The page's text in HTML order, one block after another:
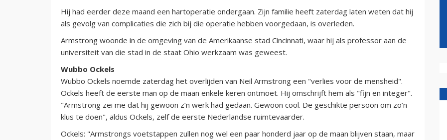
Hij had eerder deze maand een hartoperatie ondergaan. Zijn familie heeft zaterdag laten weten dat hij
als gevolg van complicaties die zich bij die operatie hebben voorgedaan, is overleden.
Armstrong woonde in de omgeving van de Amerikaanse stad Cincinnati, waar hij als professor aan de
universiteit van die stad in de staat Ohio werkzaam was geweest.
Wubbo Ockels
Wubbo Ockels noemde zaterdag het overlijden van Neil Armstrong een "verlies voor de mensheid".
Ockels heeft de eerste man op de maan enkele keren ontmoet. Hij omschrijft hem als "fijn en integer".
"Armstrong zei me dat hij gewoon z’n werk had gedaan. Gewoon cool. De geschikte persoon om zo’n
klus te doen", aldus Ockels, zelf de eerste Nederlandse ruimtevaarder.
Ockels: "Armstrongs voetstappen zullen nog wel een paar honderd jaar op de maan blijven staan, maar